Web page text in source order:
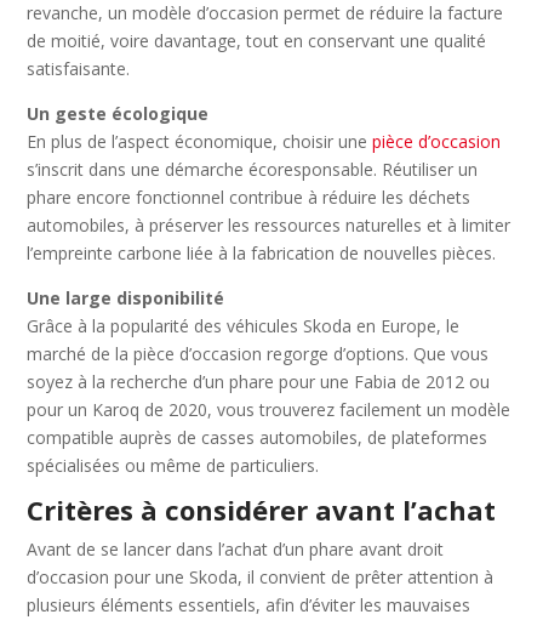
revanche, un modèle d’occasion permet de réduire la facture
de moitié, voire davantage, tout en conservant une qualité
satisfaisante.
Un geste écologique
En plus de l’aspect économique, choisir unepièce d’occasion
s’inscrit dans une démarche écoresponsable. Réutiliser un
phare encore fonctionnel contribue à réduire les déchets
automobiles, à préserver les ressources naturelles et à limiter
l’empreinte carbone liée à la fabrication de nouvelles pièces.
Une large disponibilité
Grâce à la popularité des véhicules Skoda en Europe, le
marché de la pièce d’occasion regorge d’options. Que vous
soyez à la recherche d’un phare pour une Fabia de 2012 ou
pour un Karoq de 2020, vous trouverez facilement un modèle
compatible auprès de casses automobiles, de plateformes
spécialisées ou même de particuliers.
Critères à considérer avant l’achat
Avant de se lancer dans l’achat d’un phare avant droit
d’occasion pour une Skoda, il convient de prêter attention à
plusieurs éléments essentiels, afin d’éviter les mauvaises